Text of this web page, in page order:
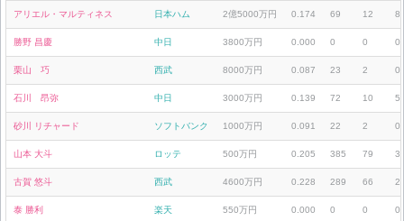
アリエル・マルティネス 日本ハム 2億5000万円 0.174 69 12 8
勝野 昌慶 中日 3800万円 0.000 0 0 0
栗山 巧 西武 8000万円 0.087 23 2 0
石川 昂弥 中日 3000万円 0.139 72 10 5
砂川 リチャード ソフトバンク 1000万円 0.091 22 2 0
山本 大斗 ロッテ 500万円 0.205 385 79
古賀 悠斗 西武 4600万円 0.228 289 66
泰 勝利 楽天 550万円 0.000 0 0 0